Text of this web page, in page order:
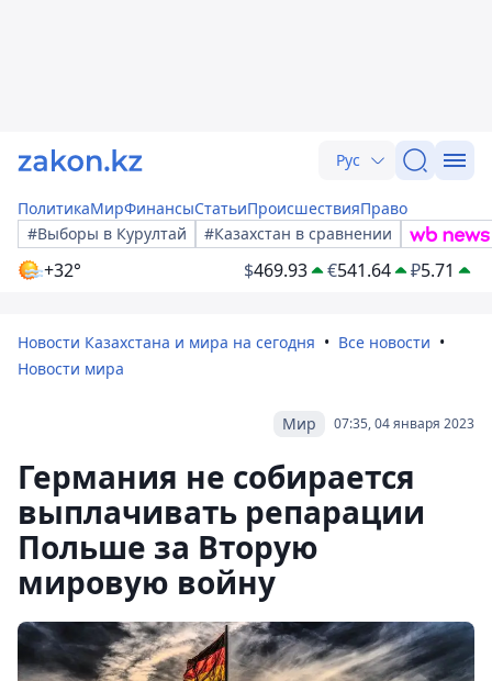
Рус
ПолитикаМирФинансыСтатьиПроисшествияПраво
#Выборы в Курултай
#Казахстан в сравнении
+32° $469.93 €541.64 ₽5.71
Новости Казахстана и мира на сегодня
Все новости
Новости мира
07:35, 04 января 2023
Мир
Германия не собирается
выплачивать репарации
Польше за Вторую
мировую войну